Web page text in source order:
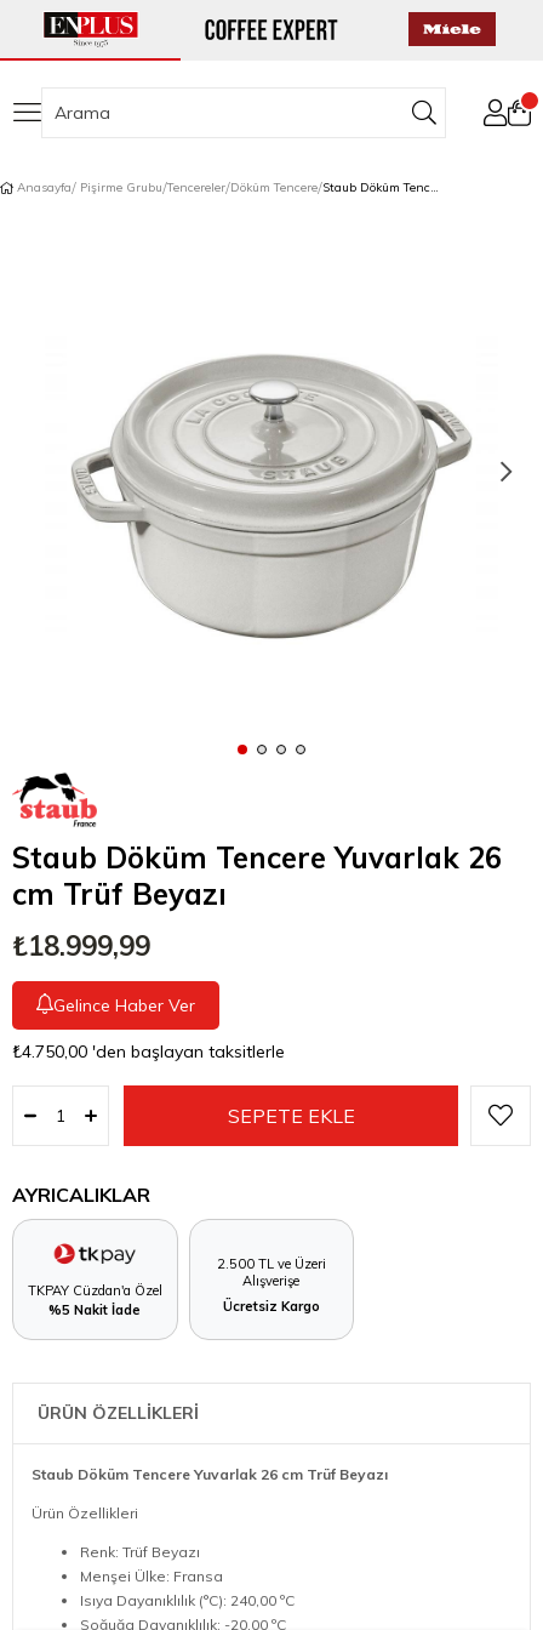
Anasayfa Pişirme Grubu Tencereler Döküm Tencere Staub Döküm Tencere Yuvarlak 26 cm Trüf Beyazı
Staub Döküm Tencere Yuvarlak 26
cm Trüf Beyazı
₺18.999,99
Gelince Haber Ver
₺4.750,00 'den başlayan taksitlerle
AYRICALIKLAR
TKPAY Cüzdan'a Özel
%5 Nakit İade
2.500 TL ve Üzeri
Alışverişe
Ücretsiz Kargo
ÜRÜN ÖZELLİKLERİ
Staub Döküm Tencere Yuvarlak 26 cm Trüf Beyazı
Ürün Özellikleri
Renk: Trüf Beyazı
Menşei Ülke: Fransa
Isıya Dayanıklılık (°C): 240,00 ºC
Soğuğa Dayanıklılık: -20,00 ºC